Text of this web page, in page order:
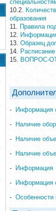
10.2.
образования
11. Правила
12.
13. Образец
14.
15. ВОПРОС-
-
Информация
-
Наличие
-
Наличие
-
Наличие
-
Информация
-
Информация
- Особенности